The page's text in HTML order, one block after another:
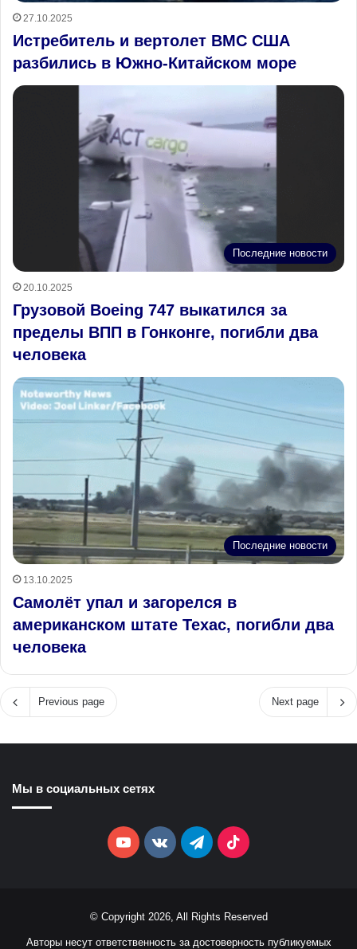
27.10.2025
Истребитель и вертолет ВМС США
разбились в Южно-Китайском море
Последние новости
20.10.2025
Грузовой Boeing 747 выкатился за
пределы ВПП в Гонконге, погибли два
человека
Последние новости
13.10.2025
Самолёт упал и загорелся в
американском штате Техас, погибли два
человека
Previous page Next page
Мы в социальных сетях
YouTubevk.comTelegramTikTok
© Copyright 2026, All Rights Reserved
Авторы несут ответственность за достоверность публикуемых